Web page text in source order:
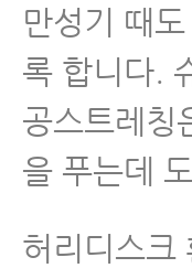
만성기 때
록 합니다.
공스트레칭
을 푸는데
허리디스크